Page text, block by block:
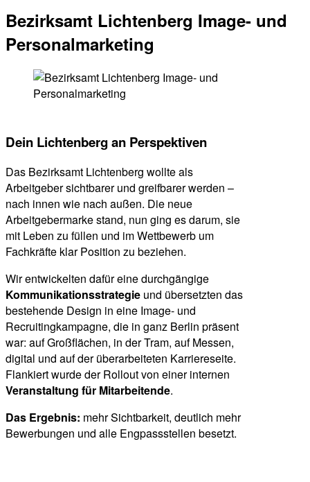
Bezirksamt Lichtenberg Image- und
Personalmarketing
Dein Lichtenberg an Perspektiven
Das Bezirksamt Lichtenberg wollte als
Arbeitgeber sichtbarer und greifbarer werden –
nach innen wie nach außen. Die neue
Arbeitgebermarke stand, nun ging es darum, sie
mit Leben zu füllen und im Wettbewerb um
Fachkräfte klar Position zu beziehen.
Wir entwickelten dafür eine durchgängige
Kommunikationsstrategie und übersetzten das
bestehende Design in eine Image- und
Recruitingkampagne, die in ganz Berlin präsent
war: auf Großflächen, in der Tram, auf Messen,
digital und auf der überarbeiteten Karriereseite.
Flankiert wurde der Rollout von einer internen
Veranstaltung für Mitarbeitende.
Das Ergebnis: mehr Sichtbarkeit, deutlich mehr
Bewerbungen und alle Engpassstellen besetzt.